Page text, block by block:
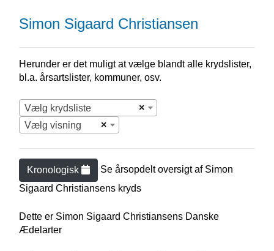
Simon Sigaard Christiansen
Herunder er det muligt at vælge blandt alle krydslister,
bl.a. årsartslister, kommuner, osv.
×
Vælg krydsliste
×
Vælg visning
Kronologisk Se årsopdelt oversigt af Simon
Sigaard Christiansens kryds
Dette er Simon Sigaard Christiansens Danske
Ædelarter